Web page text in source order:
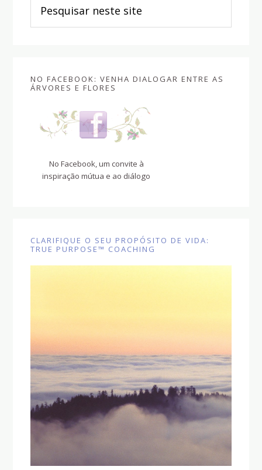
neste
site
NO FACEBOOK: VENHA DIALOGAR ENTRE AS
ÁRVORES E FLORES
No Facebook, um convite à
inspiração mútua e ao diálogo
CLARIFIQUE O SEU PROPÓSITO DE VIDA:
TRUE PURPOSE™ COACHING